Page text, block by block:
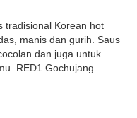
tradisional Korean hot
manis dan gurih. Saus
dan juga untuk
RED1 Gochujang